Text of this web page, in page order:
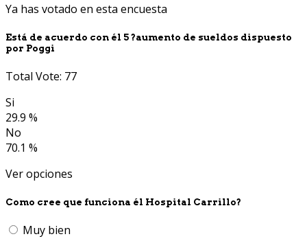
Ya has votado en esta encuesta
Está de acuerdo con él 5 ?aumento de sueldos dispuesto
por Poggi
Total Vote: 77
Si
29.9 %
No
70.1 %
Ver opciones
Como cree que funciona él Hospital Carrillo?
Muy bien